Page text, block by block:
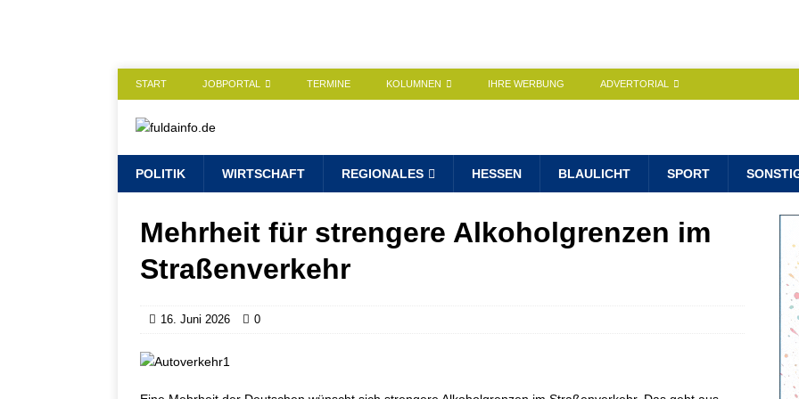
START JOBPORTAL TERMINE KOLUMNEN IHRE WERBUNG ADVERTORIAL
POLITIK WIRTSCHAFT REGIONALES HESSEN BLAULICHT SPORT
Mehrheit für strengere Alkoholgrenzen im
Straßenverkehr
16. Juni 2026 0